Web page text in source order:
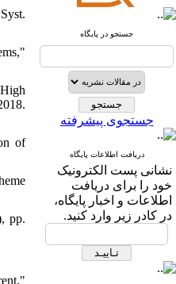
www.magiran.com
www.search.ricest.ac.ir
www.nqpc.ir
google scholar
جستجو در پایگاه
جستجوی پیشرفته
دریافت اطلاعات پایگاه
نشانی پست الکترونیک
خود را برای دریافت
اطلاعات و اخبار پایگاه،
در کادر زیر وارد کنید.
of
pp.